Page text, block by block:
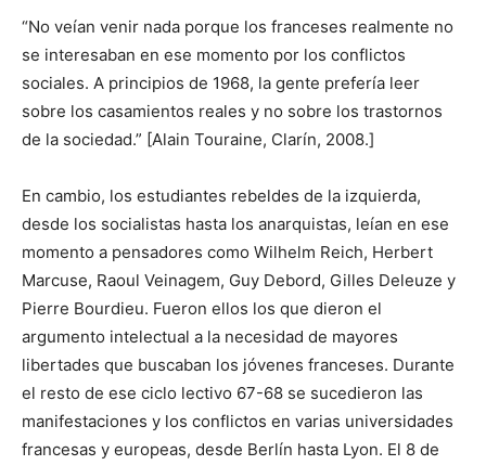
“No veían venir nada porque los franceses realmente no
se interesaban en ese momento por los conflictos
sociales. A principios de 1968, la gente prefería leer
sobre los casamientos reales y no sobre los trastornos
de la sociedad.” [Alain Touraine, Clarín, 2008.]
En cambio, los estudiantes rebeldes de la izquierda,
desde los socialistas hasta los anarquistas, leían en ese
momento a pensadores como Wilhelm Reich, Herbert
Marcuse, Raoul Veinagem, Guy Debord, Gilles Deleuze y
Pierre Bourdieu. Fueron ellos los que dieron el
argumento intelectual a la necesidad de mayores
libertades que buscaban los jóvenes franceses. Durante
el resto de ese ciclo lectivo 67-68 se sucedieron las
manifestaciones y los conflictos en varias universidades
francesas y europeas, desde Berlín hasta Lyon. El 8 de